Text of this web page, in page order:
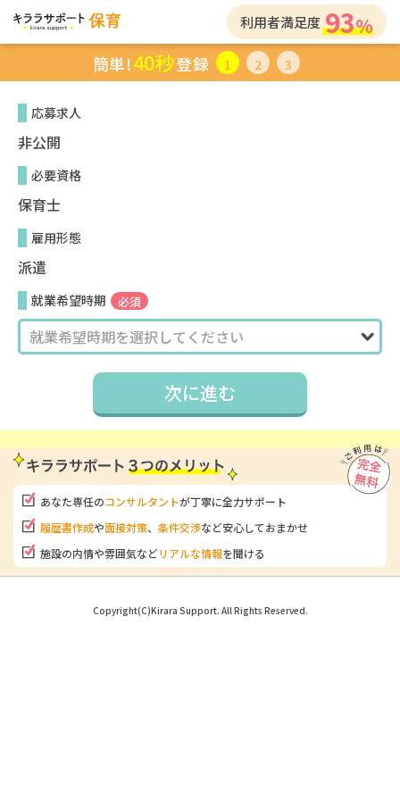
利用者満足度 93
簡単!40秒登録 1 2 3
応募求人
非公開
必要資格
保育士
雇用形態
派遣
就業希望時期 必須
次に進む
あなた専任のコンサルタントが丁寧に全力サポート
履歴書作成や面接対策、 条件交渉など安心しておまかせ
施設の内情や雰囲気などリアルな情報を聞ける
Copyright(C)Kirara Support. All Rights Reserved.